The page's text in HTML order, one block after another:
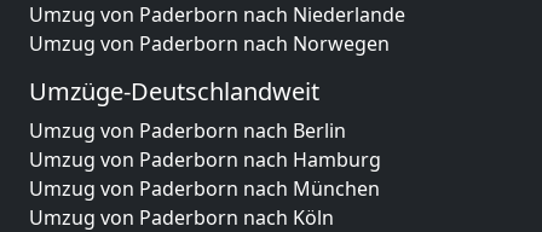
Umzug von Paderborn nach Niederlande
Umzug von Paderborn nach Norwegen
Umzüge-Deutschlandweit
Umzug von Paderborn nach Berlin
Umzug von Paderborn nach Hamburg
Umzug von Paderborn nach München
Umzug von Paderborn nach Köln